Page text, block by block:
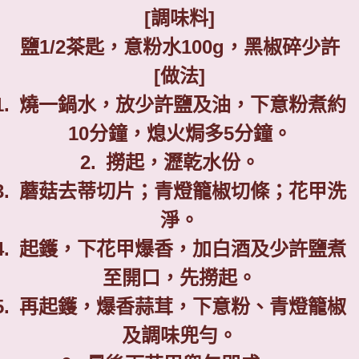
[調味料]
鹽1/2茶匙，意粉水100g ，黑椒碎少許
[做法]
燒一鍋水，放少許鹽及油，下意粉煮約
10分鐘，熄火焗多5分鐘。
2. 撈起，瀝乾水份。
蘑菇去蒂切片；青燈籠椒切條；花甲洗
淨。
起鑊，下花甲爆香，加白酒及少許鹽煮
至開口，先撈起。
再起鑊，爆香蒜茸，下意粉、青燈籠椒
及調味兜勻。